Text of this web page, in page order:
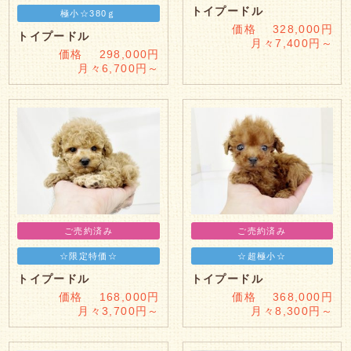
極小☆380ｇ
トイプードル
価格 298,000円
月々6,700円～
トイプードル
価格 328,000円
月々7,400円～
ご売約済み
☆限定特価☆
トイプードル
価格 168,000円
月々3,700円～
ご売約済み
☆超極小☆
トイプードル
価格 368,000円
月々8,300円～